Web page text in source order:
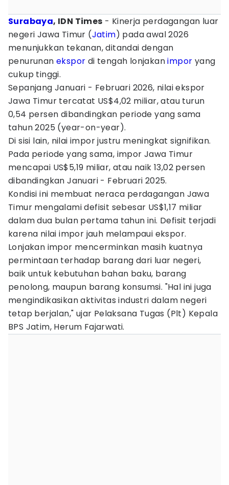
Surabaya, IDN Times - Kinerja perdagangan luar
negeri Jawa Timur (Jatim) pada awal 2026
menunjukkan tekanan, ditandai dengan
penurunanekspor di tengah lonjakanimpor yang
cukup tinggi.
Sepanjang Januari - Februari 2026, nilai ekspor
Jawa Timur tercatat US$4,02 miliar, atau turun
0,54 persen dibandingkan periode yang sama
tahun 2025 (year-on-year).
Di sisi lain, nilai impor justru meningkat signifikan.
Pada periode yang sama, impor Jawa Timur
mencapai US$5,19 miliar, atau naik 13,02 persen
dibandingkan Januari - Februari 2025.
Kondisi ini membuat neraca perdagangan Jawa
Timur mengalami defisit sebesar US$1,17 miliar
dalam dua bulan pertama tahun ini. Defisit terjadi
karena nilai impor jauh melampaui ekspor.
Lonjakan impor mencerminkan masih kuatnya
permintaan terhadap barang dari luar negeri,
baik untuk kebutuhan bahan baku, barang
penolong, maupun barang konsumsi. "Hal ini juga
mengindikasikan aktivitas industri dalam negeri
tetap berjalan," ujar Pelaksana Tugas (Plt) Kepala
BPS Jatim, Herum Fajarwati.